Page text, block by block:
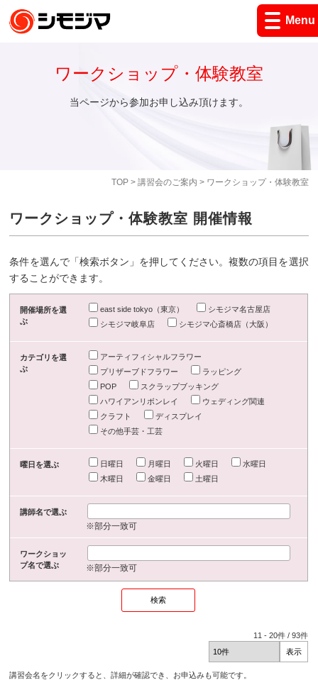
Menu
TOP> 講習会のご案内 > ワークショップ・体験教室
ワークショップ・体験教室
当ページから参加お申し込み頂けます。
ワークショップ・体験教室 開催情報
条件を選んで「検索ボタン」を押してください。複数の項目を選択
することができます。
開催場所を選
ぶ
east side tokyo（東京）
シモジマ名古屋店
シモジマ岐阜店
シモジマ心斎橋店（大阪）
カテゴリを選
ぶ
アーティフィシャルフラワー
プリザーブドフラワー
ラッピング
POP
スクラップブッキング
ハワイアンリボンレイ
ウェディング関連
クラフト
ディスプレイ
その他手芸・工芸
曜日を選ぶ 日曜日 月曜日 火曜日
水曜日
木曜日
金曜日 土曜日
講師名で選ぶ
※部分一致可
ワークショッ
プ名で選ぶ
※部分一致可
11 -20件 /93件
講習会名をクリックすると、詳細が確認でき、お申込みも可能です。